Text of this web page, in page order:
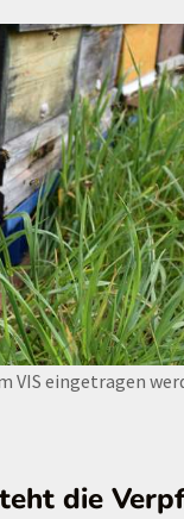
VIS eingetragen
die